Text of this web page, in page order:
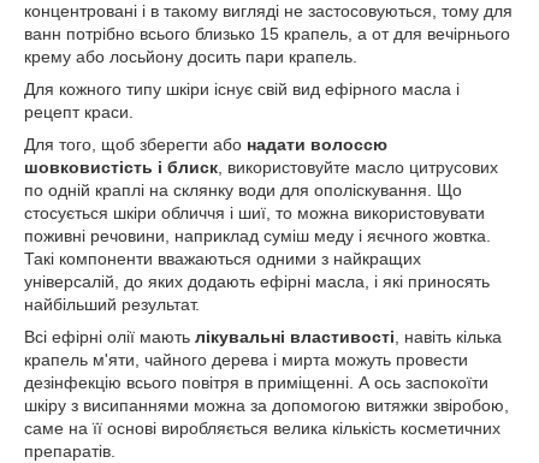
концентровані і в такому вигляді не застосовуються, тому для
ванн потрібно всього близько 15 крапель, а от для вечірнього
крему або лосьйону досить пари крапель.
Для кожного типу шкіри існує свій вид ефірного масла і
рецепт краси.
Для того, щоб зберегти або надати волоссю
шовковистість і блиск , використовуйте масло цитрусових
по одній краплі на склянку води для ополіскування. Що
стосується шкіри обличчя і шиї, то можна використовувати
поживні речовини, наприклад суміш меду і яєчного жовтка.
Такі компоненти вважаються одними з найкращих
універсалій, до яких додають ефірні масла, і які приносять
найбільший результат.
Всі ефірні олії мають лікувальні властивості , навіть кілька
крапель м'яти, чайного дерева і мирта можуть провести
дезінфекцію всього повітря в приміщенні. А ось заспокоїти
шкіру з висипаннями можна за допомогою витяжки звіробою,
саме на її основі виробляється велика кількість косметичних
препаратів.